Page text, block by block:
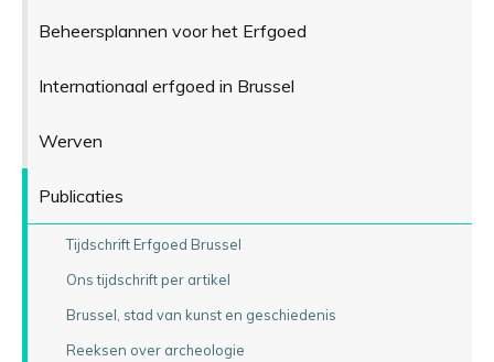
Beheersplannen voor het Erfgoed
Internationaal erfgoed in Brussel
Werven
Publicaties
Tijdschrift Erfgoed Brussel
Ons tijdschrift per artikel
Brussel, stad van kunst en geschiedenis
Reeksen over archeologie